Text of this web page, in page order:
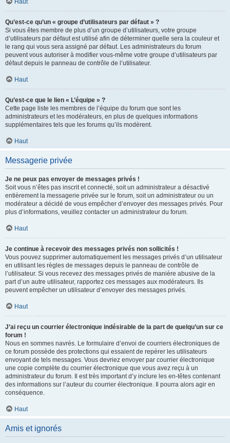
Haut
Qu’est-ce qu’un « groupe d’utilisateurs par défaut » ?
Si vous êtes membre de plus d’un groupe d’utilisateurs, votre groupe
d’utilisateurs par défaut est utilisé afin de déterminer quelle sera la couleur et
le rang qui vous sera assigné par défaut. Les administrateurs du forum
peuvent vous autoriser à modifier vous-même votre groupe d’utilisateurs par
défaut depuis le panneau de contrôle de l’utilisateur.
Haut
Qu’est-ce que le lien « L’équipe » ?
Cette page liste les membres de l’équipe du forum que sont les
administrateurs et les modérateurs, en plus de quelques informations
supplémentaires tels que les forums qu’ils modèrent.
Haut
Messagerie privée
Je ne peux pas envoyer de messages privés !
Soit vous n’êtes pas inscrit et connecté, soit un administrateur a désactivé
entièrement la messagerie privée sur le forum, soit un administrateur ou un
modérateur a décidé de vous empêcher d’envoyer des messages privés. Pour
plus d’informations, veuillez contacter un administrateur du forum.
Haut
Je continue à recevoir des messages privés non sollicités !
Vous pouvez supprimer automatiquement les messages privés d’un utilisateur
en utilisant les règles de messages depuis le panneau de contrôle de
l’utilisateur. Si vous recevez des messages privés de manière abusive de la
part d’un autre utilisateur, rapportez ces messages aux modérateurs. Ils
peuvent empêcher un utilisateur d’envoyer des messages privés.
Haut
J’ai reçu un courrier électronique indésirable de la part de quelqu’un sur ce
forum !
Nous en sommes navrés. Le formulaire d’envoi de courriers électroniques de
ce forum possède des protections qui essaient de repérer les utilisateurs
envoyant de tels messages. Vous devriez envoyer par courrier électronique
une copie complète du courrier électronique que vous avez reçu à un
administrateur du forum. Il est très important d’y inclure les en-têtes contenant
des informations sur l’auteur du courrier électronique. Il pourra alors agir en
conséquence.
Haut
Amis et ignorés